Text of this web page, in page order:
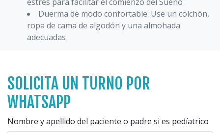
Duerma de modo confortable. Use un colchón,
ropa de cama de algodón y una almohada
adecuadas
SOLICITA UN TURNO POR
WHATSAPP
Nombre y apellido del paciente o padre si es pedíatrico